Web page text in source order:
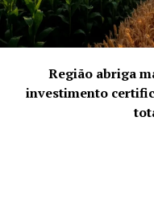
NÃO PERCA
ESG orienta
aponta head de
4. A força coletiva que
“Representamos a
mas, coletivamente,
enriquecedora.
‘mulher multitarefa’ e
Região abriga
investimento